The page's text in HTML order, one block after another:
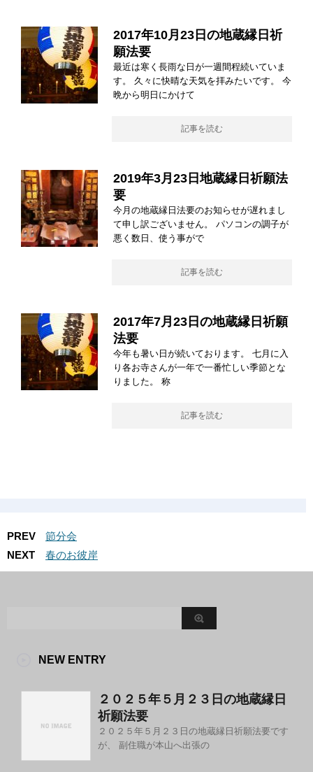
2017年10月23日の地蔵縁日祈
願法要
最近は寒く長雨な日が一週間程続いていま
す。 久々に快晴な天気を拝みたいです。 今
晩から明日にかけて
記事を読む
2019年3月23日地蔵縁日祈願法
要
今月の地蔵縁日法要のお知らせが遅れまし
て申し訳ございません。 パソコンの調子が
悪く数日、使う事がで
記事を読む
2017年7月23日の地蔵縁日祈願
法要
今年も暑い日が続いております。 七月に入
り各お寺さんが一年で一番忙しい季節とな
りました。 称
記事を読む
PREV
節分会
NEXT
春のお彼岸
NEW ENTRY
２０２５年５月２３日の地蔵縁日
祈願法要
２０２５年５月２３日の地蔵縁日祈願法要です
が、 副住職が本山へ出張の